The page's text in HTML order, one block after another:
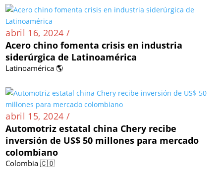
abril 16, 2024 /
Acero chino fomenta crisis en industria
siderúrgica de Latinoamérica
Latinoamérica 🌎
abril 15, 2024 /
Automotriz estatal china Chery recibe
inversión de US$ 50 millones para mercado
colombiano
Colombia 🇨🇴